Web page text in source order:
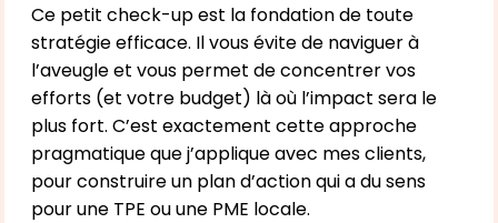
Ce petit check-up est la fondation de toute
stratégie efficace. Il vous évite de naviguer à
l’aveugle et vous permet de concentrer vos
efforts (et votre budget) là où l’impact sera le
plus fort. C’est exactement cette approche
pragmatique que j’applique avec mes clients,
pour construire un plan d’action qui a du sens
pour une TPE ou une PME locale.